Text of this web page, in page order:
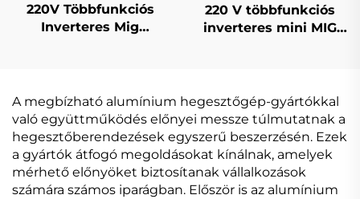
220V Többfunkciós
Inverteres Mig
Egypulzusos
Szinergetikus Mig
Hegesztőgép
220 V többfunkciós
inverteres mini MIG
A megbízható alumínium hegesztőgép-gyártókkal
való együttműködés előnyei messze túlmutatnak a
hegesztőberendezések egyszerű beszerzésén. Ezek
a gyártók átfogó megoldásokat kínálnak, amelyek
mérhető előnyöket biztosítanak vállalkozások
számára számos iparágban. Először is az alumínium